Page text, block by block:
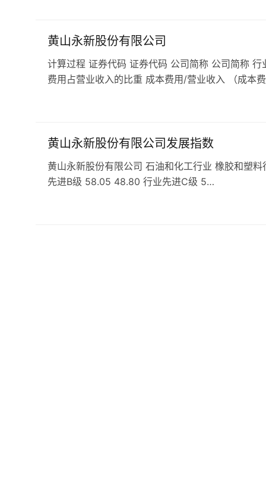
黄山永新股份有限公司
计算过程 证券代码 证券代码 公司简称 公司简称
费用占营业收入的比重 成本费用/营业收入 （成本
黄山永新股份有限公司发展指数
黄山永新股份有限公司 石油和化工行业 橡胶和塑
先进B级 58.05 48.80 行业先进C级 5…